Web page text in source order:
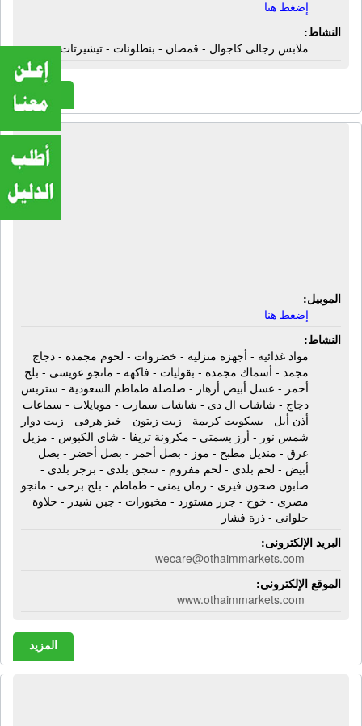
إضغط هنا
النشاط:
ملابس رجالى كاجوال - قمصان - بنطلونات - تيشيرتات
غذائية - أجهزة منزلية - خضروات - لحوم
مجمدة - دجاج مجمد - أسماك مجمدة -
بقوليات - فاكهة - مانجو عويسى - بلح
الموبيل:
إضغط هنا
النشاط:
مواد غذائية - أجهزة منزلية - خضروات - لحوم مجمدة - دجاج
مجمد - أسماك مجمدة - بقوليات - فاكهة - مانجو عويسى - بلح
أحمر - عسل أبيض أزهار - صلصلة طماطم السعودية - ستربس
دجاج - شاشات ال دى - شاشات سمارت - موبايلات - سماعات
أذن أبل - بسكويت كريمة - زيت زيتون - خبز هرفى - زيت دوار
شمس نور - أرز بسمتى - مكرونة تريفا - شاى الكبوس - مزيل
عرق - منديل مطبخ - موز - بصل أحمر - بصل أخضر - بصل
أبيض - لحم بلدى - لحم مفروم - سجق بلدى - برجر بلدى -
صابون صحون فيرى - رمان يمنى - طماطم - بلح برحى - مانجو
مصرى - خوخ - جزر مستورد - مخبوزات - جبن شيدر - حلاوة
حلوانى - ذرة فشار
البريد الإلكترونى:
wecare@othaimmarkets.com
الموقع الإلكترونى:
www.othaimmarkets.com
المزيد